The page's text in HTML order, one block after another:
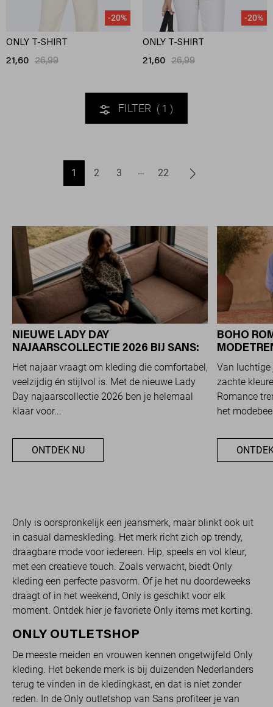
-20%
ONLY T-SHIRT
21,60 26,99
-20%
ONLY T-SHIRT
21,60 26,99
FILTER 1
1 2 3 22
NIEUWE LADY DAY
NAJAARSCOLLECTIE 2026 BIJ SANS:
STIJL EN COMFORT IN
TRAVELKWALITEIT
Het najaar vraagt om kleding die comfortabel,
veelzijdig én stijlvol is. Met de nieuwe Lady
Day najaarscollectie 2026 ben je helemaal
klaar voor...
ONTDEK NU
BOHO
OVERAL
Van luchtige
zachte
Romance
het
Only is oorspronkelijk een jeansmerk, maar blinkt ook uit
in casual dameskleding. Het merk richt zich op trendy,
draagbare mode voor iedereen. Hip, speels en vol kleur,
met een creatieve touch. Zoals verwacht, biedt Only
kleding een perfecte pasvorm. Of je het nu doordeweeks
draagt of in het weekend, Only is geschikt voor elk
moment. Ontdek hier je favoriete Only items met korting.
ONLY OUTLETSHOP
De meeste meiden en vrouwen kennen ongetwijfeld Only
kleding. Het bekende merk is bij duizenden Nederlanders
terug te vinden in de kledingkast, en dat is niet zonder
reden. In de Only outletshop van Sans profiteer je van